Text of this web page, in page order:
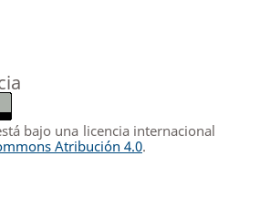
bajo una licencia internacional
Atribución 4.0.